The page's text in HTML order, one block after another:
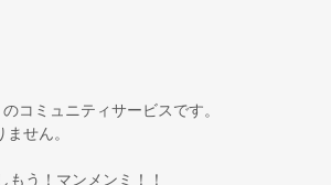
コミュニティサービスです。
せん。
う！マンメンミ！！